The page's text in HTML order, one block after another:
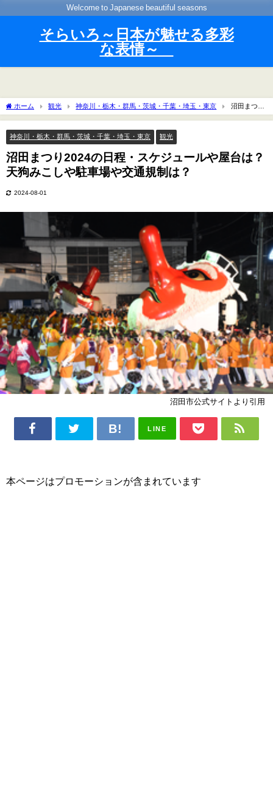
Welcome to Japanese beautiful seasons
そらいろ～日本が魅せる多彩
な表情～
ホーム 観光 神奈川・栃木・群馬・茨城・千葉・埼玉・東京
沼田まつり
2024の日程・スケジュールや屋台は？天狗みこしや駐車場や交通規制は？
神奈川・栃木・群馬・茨城・千葉・埼玉・東京 観光
沼田まつり2024の日程・スケジュールや屋台は？
天狗みこしや駐車場や交通規制は？
2024-08-01
沼田市公式サイトより引用
LINE
本ページはプロモーションが含まれています